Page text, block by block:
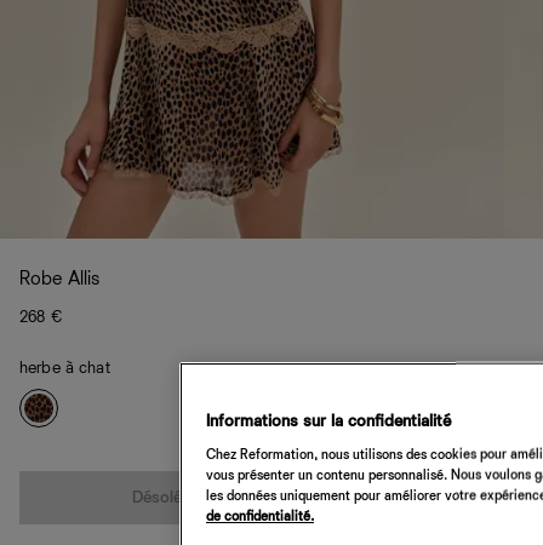
Robe Allis
268 €
herbe à chat
Désolé, cet article n’est pas disponible
Informations sur la confidentialité
Chez Reformation, nous utilisons des cookies pour
vous présenter un contenu personnalisé. Nous
les données uniquement pour améliorer votre
de confidentialité.